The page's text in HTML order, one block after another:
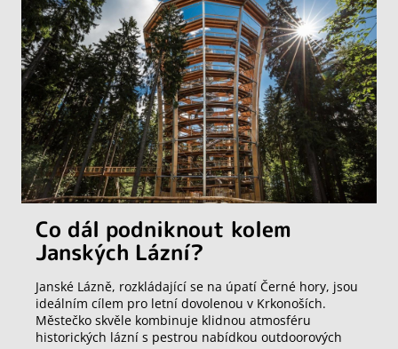
Co dál podniknout kolem
Janských Lázní?
Janské Lázně, rozkládající se na úpatí Černé hory, jsou
ideálním cílem pro letní dovolenou v Krkonoších.
Městečko skvěle kombinuje klidnou atmosféru
historických lázní s pestrou nabídkou outdoorových